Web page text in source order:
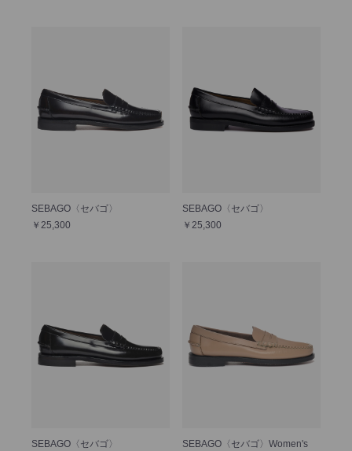
SEBAGO〈セバゴ〉
￥25,300
SEBAGO〈セバゴ〉
￥25,300
SEBAGO〈セバゴ〉
SEBAGO〈セバゴ〉Women's